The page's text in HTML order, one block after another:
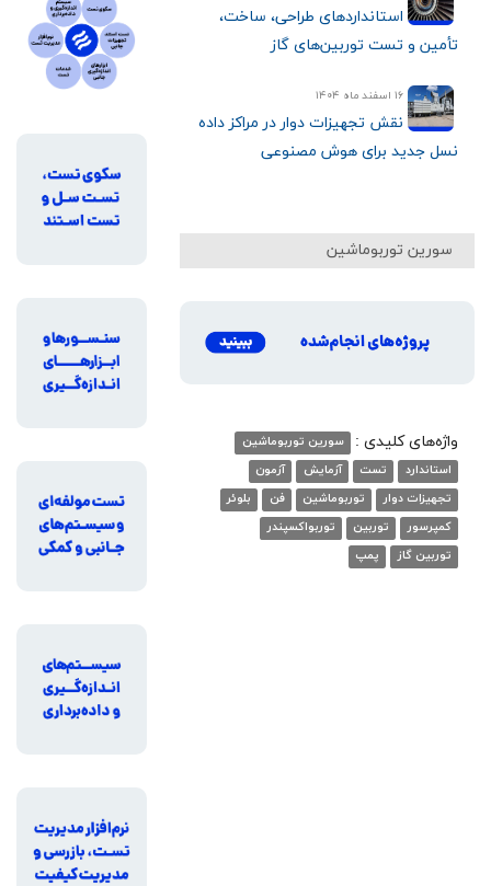
استانداردهای طراحی، ساخت،
تأمین و تست توربین‌های گاز
۱۶ اسفند ماه ۱۴۰۴
نقش تجهیزات دوار در مراکز داده
نسل جدید برای هوش مصنوعی
سورین توربوماشین
واژه‌های کلیدی :
سورین توربوماشین
استاندارد
تست آزمایش
آزمون
تجهیزات دوار
توربوماشین فن
بلوئر
کمپرسور
توربین
توربواکسپندر
توربین گاز
پمپ